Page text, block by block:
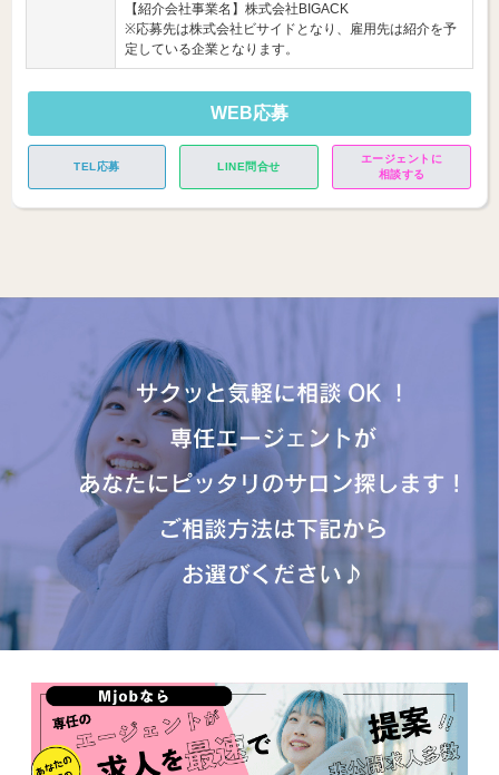
【紹介会社事業名】株式会社BIGACK
※応募先は株式会社ビサイドとなり、雇用先は紹介を予
定している企業となります。
WEB応募
TEL応募 LINE問合せ
エージェントに
相談する